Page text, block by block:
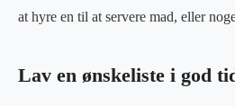
at hyre en til at servere mad, eller
Lav en ønskeliste i god